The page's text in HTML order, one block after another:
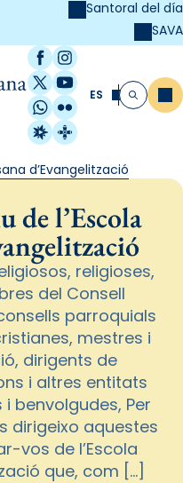
Santoral del día
SAVA
Facebook
Instagram
X / Twitter
YouTube
WhatsApp
Flickr
Radio Estel
Catalunya
ES Buscar
d’Evangelització
de l’Escola
religioses,
del Consell
parroquials
mestres i
dirigents de
i altres entitats
benvolgudes, Per
dirigeixo aquestes
vos de l’Escola
que, com […]